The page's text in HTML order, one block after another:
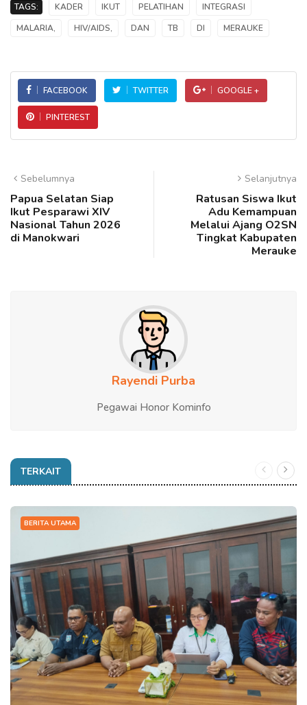
TAGS: KADER IKUT PELATIHAN
INTEGRASI
MALARIA,
HIV/AIDS, DAN TB DI MERAUKE
FACEBOOK TWITTER GOOGLE +
PINTEREST
Sebelumnya
Papua Selatan Siap
Ikut Pesparawi XIV
Nasional Tahun 2026
di Manokwari
Selanjutnya
Ratusan Siswa Ikut
Adu Kemampuan
Melalui Ajang O2SN
Tingkat Kabupaten
Merauke
Rayendi Purba
Pegawai Honor Kominfo
TERKAIT
BERITA UTAMA